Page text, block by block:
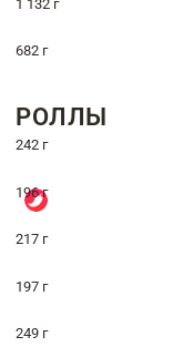
1 132 г
682 г
РОЛЛЫ
242 г
196 г
217 г
197 г
249 г